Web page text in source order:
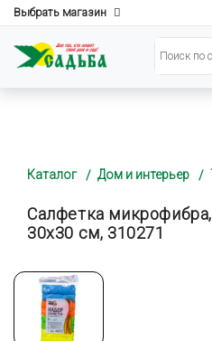
Выбрать магазин
Каталог Дом и интерьер
Салфетка
30х30 см, 310271